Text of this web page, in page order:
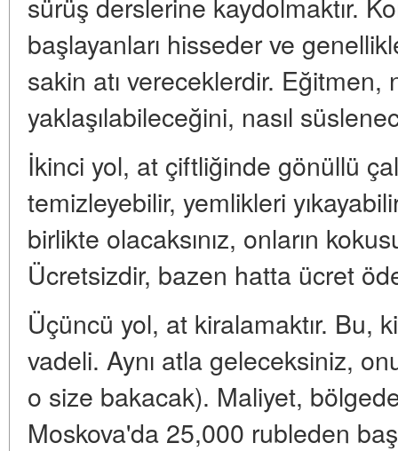
başlayanları hisseder ve
sakin atı vereceklerdir. Eğitmen,
yaklaşılabileceğini, nasıl
İkinci yol, at çiftliğinde gönüllü
temizleyebilir, yemlikleri
birlikte olacaksınız, onların
Ücretsizdir, bazen hatta ücret
Üçüncü yol, at kiralamaktır. Bu,
vadeli. Aynı atla geleceksiniz,
o size bakacak). Maliyet,
Moskova'da 25,000 rubleden